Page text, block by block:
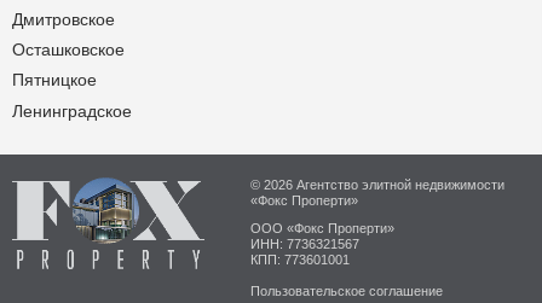
Дмитровское
Осташковское
Пятницкое
Ленинградское
© 2026 Агентство элитной недвижимости
«Фокс Проперти»
ООО «Фокс Проперти»
ИНН: 7736321567
КПП: 773601001
Пользовательское соглашение